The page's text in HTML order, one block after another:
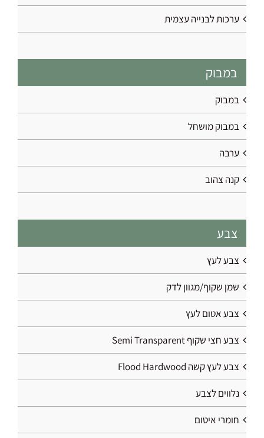
ערכות לבנייה עצמית
במבוק
במבוק
במבוק מושחל
ערבה
קנה צהוב
צבע
צבע לעץ
שמן שקוף/מגוון לדק
צבע אטום לעץ
צבע חצי שקוף Semi Transparent
צבע לעץ קשה Flood Hardwood
נלווים לצבע
חומרי איטום